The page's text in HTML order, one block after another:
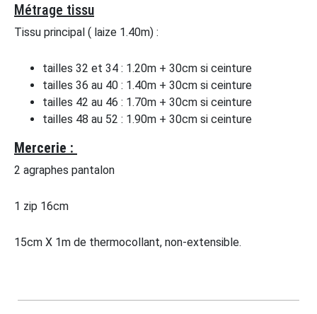
Métrage tissu
Tissu principal ( laize 1.40m) :
tailles 32 et 34 : 1.20m + 30cm si ceinture
tailles 36 au 40 : 1.40m + 30cm si ceinture
tailles 42 au 46 : 1.70m + 30cm si ceinture
tailles 48 au 52 : 1.90m + 30cm si ceinture
Mercerie :
2 agraphes pantalon
1 zip 16cm
15cm X 1m de thermocollant, non-extensible.